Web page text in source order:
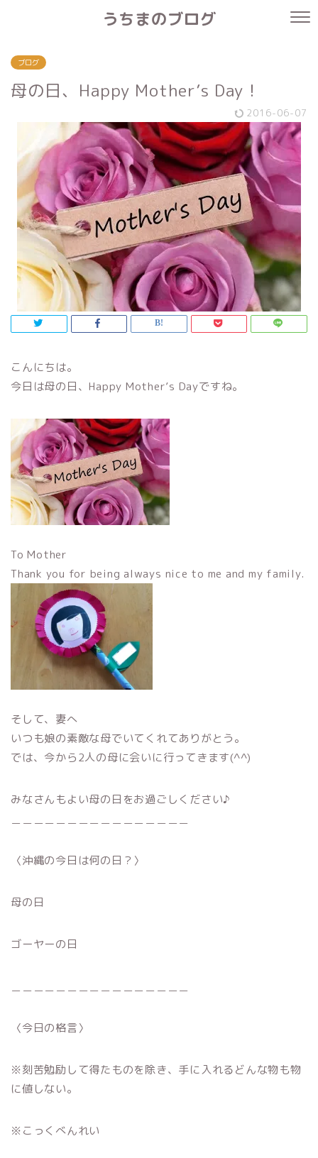
うちまのブログ
ブログ
母の日、Happy Mother’s Day！
2016-06-07
こんにちは。
今日は母の日、Happy Mother’s Dayですね。
To Mother
Thank you for being always nice to me and my family.
そして、妻へ
いつも娘の素敵な母でいてくれてありがとう。
では、今から2人の母に会いに行ってきます(^^)
みなさんもよい母の日をお過ごしください♪
〈沖縄の今日は何の日？〉
母の日
ゴーヤーの日
〈今日の格言〉
※刻苦勉励して得たものを除き、手に入れるどんな物も物
に値しない。
※こっくべんれい